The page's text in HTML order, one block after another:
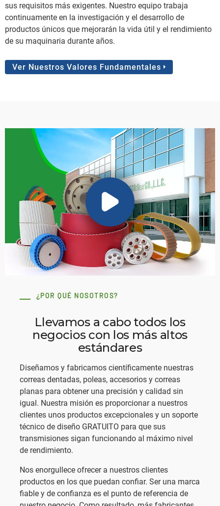
sus requisitos más exigentes. Nuestro equipo trabaja
continuamente en la investigación y el desarrollo de
productos únicos que mejorarán la vida útil y el rendimiento
de su maquinaria durante años.
Ver Nuestros Valores Fundamentales
¿POR QUÉ NOSOTROS?
Llevamos a cabo todos los
negocios con los más altos
estándares
Diseñamos y fabricamos científicamente nuestras
correas dentadas, poleas, accesorios y correas
planas para obtener una precisión y calidad sin
igual. Nuestra misión es proporcionar a nuestros
clientes unos productos excepcionales y un soporte
técnico de diseño GRATUITO para que sus
transmisiones sigan funcionando al máximo nivel
de rendimiento.
Nos enorgullece ofrecer a nuestros clientes
productos en los que puedan confiar. Ser una marca
fiable y de confianza es el punto de referencia de